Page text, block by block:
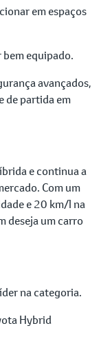
em espaços
equipado.
avançados,
de partida em
e continua a
Com um
e 20 km/l na
deseja um carro
na categoria.
Hybrid